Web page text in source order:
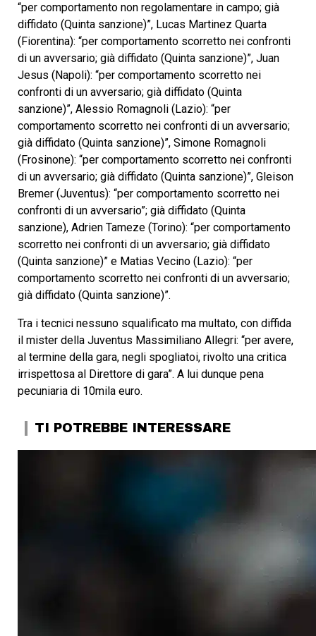
“per comportamento non regolamentare in campo; già
diffidato (Quinta sanzione)”, Lucas Martinez Quarta
(Fiorentina): “per comportamento scorretto nei confronti
di un avversario; già diffidato (Quinta sanzione)”, Juan
Jesus (Napoli): “per comportamento scorretto nei
confronti di un avversario; già diffidato (Quinta
sanzione)”, Alessio Romagnoli (Lazio): “per
comportamento scorretto nei confronti di un avversario;
già diffidato (Quinta sanzione)”, Simone Romagnoli
(Frosinone): “per comportamento scorretto nei confronti
di un avversario; già diffidato (Quinta sanzione)”, Gleison
Bremer (Juventus): “per comportamento scorretto nei
confronti di un avversario”; già diffidato (Quinta
sanzione), Adrien Tameze (Torino): “per comportamento
scorretto nei confronti di un avversario; già diffidato
(Quinta sanzione)” e Matias Vecino (Lazio): “per
comportamento scorretto nei confronti di un avversario;
già diffidato (Quinta sanzione)”.
Tra i tecnici nessuno squalificato ma multato, con diffida
il mister della Juventus Massimiliano Allegri: “per avere,
al termine della gara, negli spogliatoi, rivolto una critica
irrispettosa al Direttore di gara”. A lui dunque pena
pecuniaria di 10mila euro.
TI POTREBBE INTERESSARE